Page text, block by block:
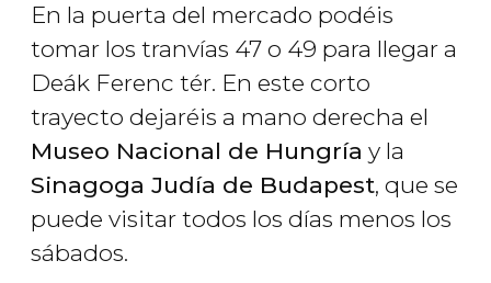
En la puerta del mercado podéis
tomar los tranvías 47 o 49 para llegar a
Deák Ferenc tér. En este corto
trayecto dejaréis a mano derecha el
Museo Nacional de Hungría y la
Sinagoga Judía de Budapest, que se
puede visitar todos los días menos los
sábados.